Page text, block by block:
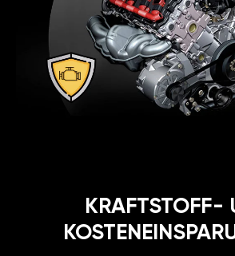
KRAFTSTOFF-